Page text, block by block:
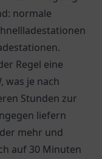
normale
Regel eine
was je nach
Stunden zur
liefern
mehr und
auf 30 Minuten